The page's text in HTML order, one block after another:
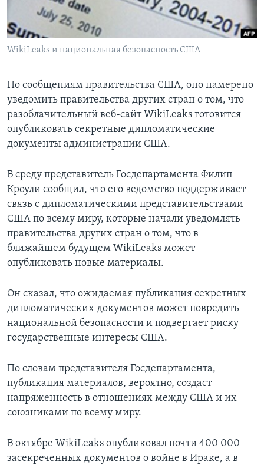
Learning English
СОЦИАЛЬНЫЕ СЕТИ
Языки
WikiLeaks и национальная безопасность США
По сообщениям правительства США, оно намерено
уведомить правительства других стран о том, что
разоблачительный веб-сайт WikiLeaks готовится
опубликовать секретные дипломатические
документы администрации США.
В среду представитель Госдепартамента Филип
Кроули сообщил, что его ведомство поддерживает
связь с дипломатическими представительствами
США по всему миру, которые начали уведомлять
правительства других стран о том, что в
ближайшем будущем WikiLeaks может
опубликовать новые материалы.
Он сказал, что ожидаемая публикация секретных
дипломатических документов может повредить
национальной безопасности и подвергает риску
государственные интересы США.
По словам представителя Госдепартамента,
публикация материалов, вероятно, создаст
напряженность в отношениях между США и их
союзниками по всему миру.
В октябре WikiLeaks опубликовал почти 400 000
засекреченных документов о войне в Ираке, а в